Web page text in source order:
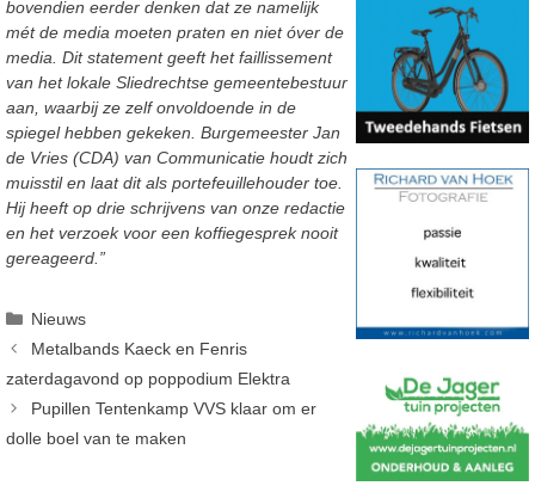
bovendien eerder denken dat ze namelijk
mét de media moeten praten en niet óver de
media. Dit statement geeft het faillissement
van het lokale Sliedrechtse gemeentebestuur
aan, waarbij ze zelf onvoldoende in de
spiegel hebben gekeken. Burgemeester Jan
de Vries (CDA) van Communicatie houdt zich
muisstil en laat dit als portefeuillehouder toe.
Hij heeft op drie schrijvens van onze redactie
en het verzoek voor een koffiegesprek nooit
gereageerd.”
Categorieën
Nieuws
Metalbands Kaeck en Fenris
zaterdagavond op poppodium Elektra
Pupillen Tentenkamp VVS klaar om er
dolle boel van te maken